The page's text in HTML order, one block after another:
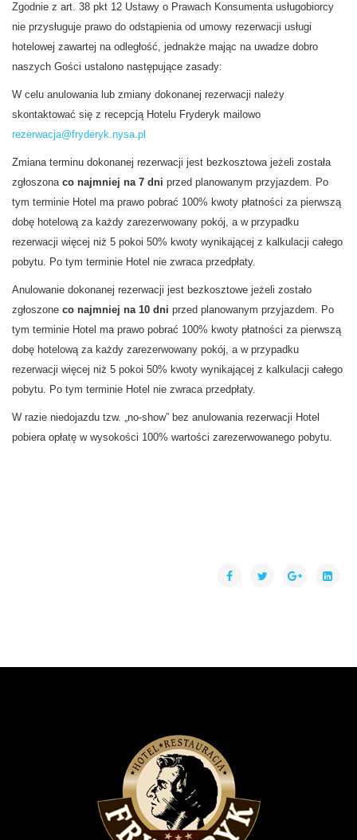
Zgodnie z art. 38 pkt 12 Ustawy o Prawach Konsumenta usługobiorcy
nie przysługuje prawo do odstąpienia od umowy rezerwacji usługi
hotelowej zawartej na odległość, jednakże mając na uwadze dobro
naszych Gości ustalono następujące zasady:
W celu anulowania lub zmiany dokonanej rezerwacji należy
skontaktować się z recepcją Hotelu Fryderyk mailowo
rezerwacja@fryderyk.nysa.pl
Zmiana terminu dokonanej rezerwacji jest bezkosztowa jeżeli została
zgłoszona co najmniej na 7 dni przed planowanym przyjazdem. Po
tym terminie Hotel ma prawo pobrać 100% kwoty płatności za pierwszą
dobę hotelową za każdy zarezerwowany pokój, a w przypadku
rezerwacji więcej niż 5 pokoi 50% kwoty wynikającej z kalkulacji całego
pobytu. Po tym terminie Hotel nie zwraca przedpłaty.
Anulowanie dokonanej rezerwacji jest bezkosztowe jeżeli zostało
zgłoszone co najmniej na 10 dni przed planowanym przyjazdem. Po
tym terminie Hotel ma prawo pobrać 100% kwoty płatności za pierwszą
dobę hotelową za każdy zarezerwowany pokój, a w przypadku
rezerwacji więcej niż 5 pokoi 50% kwoty wynikającej z kalkulacji całego
pobytu. Po tym terminie Hotel nie zwraca przedpłaty.
W razie niedojazdu tzw. „no-show” bez anulowania rezerwacji Hotel
pobiera opłatę w wysokości 100% wartości zarezerwowanego pobytu.